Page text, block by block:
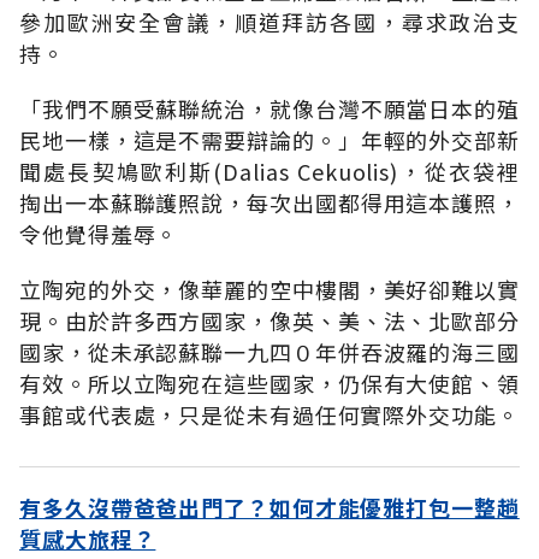
參加歐洲安全會議，順道拜訪各國，尋求政治支
持。
「我們不願受蘇聯統治，就像台灣不願當日本的殖
民地一樣，這是不需要辯論的。」年輕的外交部新
聞處長契鳩歐利斯(Dalias Cekuolis)，從衣袋裡
掏出一本蘇聯護照說，每次出國都得用這本護照，
令他覺得羞辱。
立陶宛的外交，像華麗的空中樓閣，美好卻難以實
現。由於許多西方國家，像英、美、法、北歐部分
國家，從未承認蘇聯一九四０年併吞波羅的海三國
有效。所以立陶宛在這些國家，仍保有大使館、領
事館或代表處，只是從未有過任何實際外交功能。
有多久沒帶爸爸出門了？如何才能優雅打包一整趟
質感大旅程？